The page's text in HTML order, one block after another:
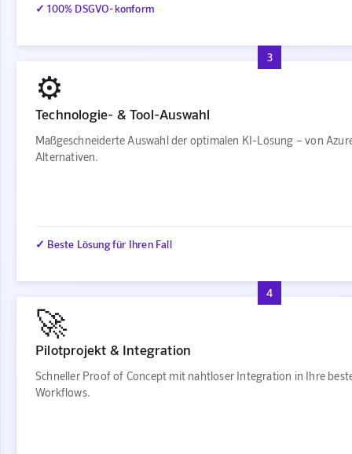
✓ 100% DSGVO-konform
3
⚙️
Technologie- & Tool-Auswahl
Maßgeschneiderte Auswahl der optimalen KI-Lösung – von
Alternativen.
✓ Beste Lösung für Ihren Fall
4
🚀
Pilotprojekt & Integration
Schneller Proof of Concept mit nahtloser Integration in Ihre
Workflows.